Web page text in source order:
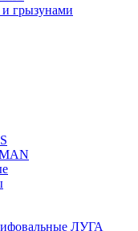
грызунами
ЛУГА